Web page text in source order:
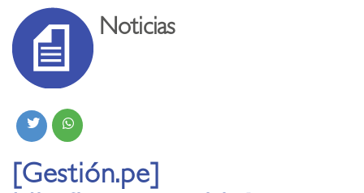
Noticias
[Gestión.pe]